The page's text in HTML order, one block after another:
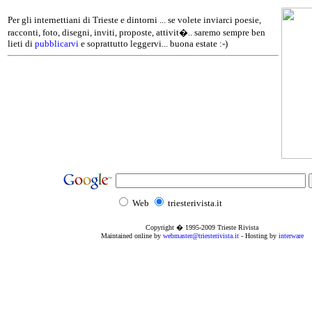
Per gli internettiani di Trieste e dintorni ... se volete inviarci poesie,
racconti, foto, disegni, inviti, proposte, attivit�.. saremo sempre ben
lieti di pubblicarvi e soprattutto leggervi... buona estate :-)
Web triesterivista.it
Copyright � 1995-2009 Trieste Rivista
Maintained online by webmaster@triesterivista.it- Hosting by interware